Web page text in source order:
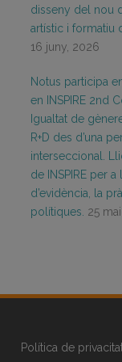
disseny del nou
artístic i formatiu
16 juny, 2026
Notus participa
en INSPIRE 2nd
Igualtat de
R+D des d’una
interseccional.
de INSPIRE per a
d’evidència, la
polítiques. 25
Política de